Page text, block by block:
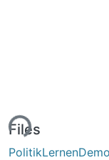
Files